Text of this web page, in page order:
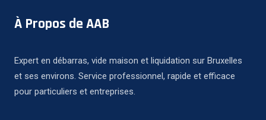
À Propos de AAB
Expert en débarras, vide maison et liquidation sur Bruxelles
et ses environs. Service professionnel, rapide et efficace
pour particuliers et entreprises.